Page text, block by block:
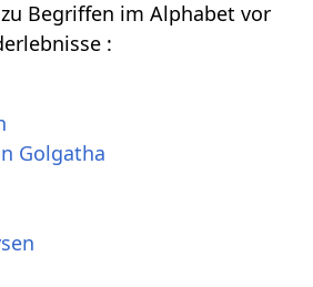
Begriffen im Alphabet vor
:
Golgatha